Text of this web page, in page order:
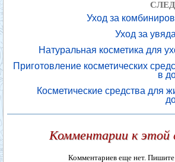
Уход за
Уход за
Натуральная косметика для
Приготовление косметических
в
Косметические средства для
Комментарии к этой
Комментариев еще нет.